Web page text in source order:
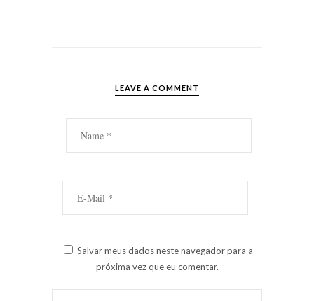
LEAVE A COMMENT
Salvar meus dados neste navegador para a
próxima vez que eu comentar.